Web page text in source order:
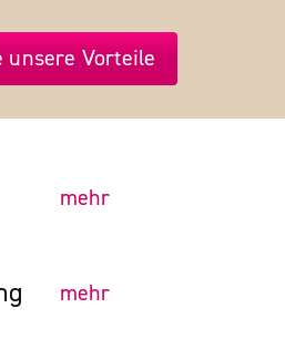
unsere Vorteile
mehr
mehr